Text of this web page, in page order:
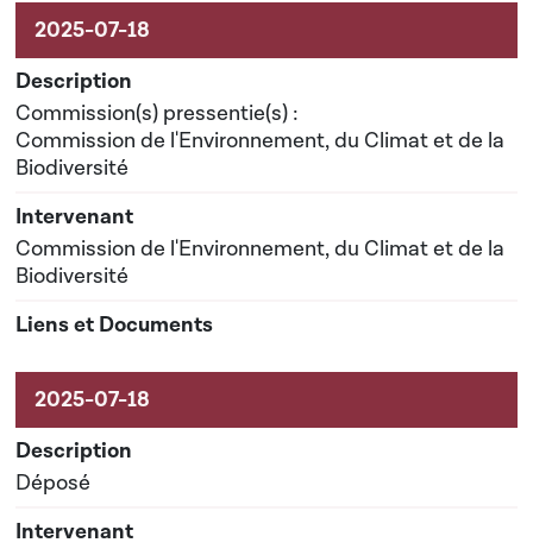
Activités liées au dossier
Commission(s) pressentie(s) :
Commission de l'Environnement, du Climat et de la
Biodiversité
Commission de l'Environnement, du Climat et de la
Biodiversité
Déposé